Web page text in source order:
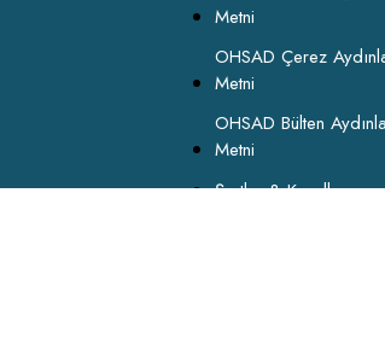
Metni
OHSAD Çerez
Metni
OHSAD Bülten
Metni
Şartlar & Koşullar